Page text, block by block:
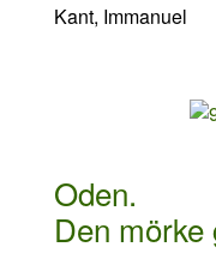
Kant, Immanuel
Oden.
Den mörke